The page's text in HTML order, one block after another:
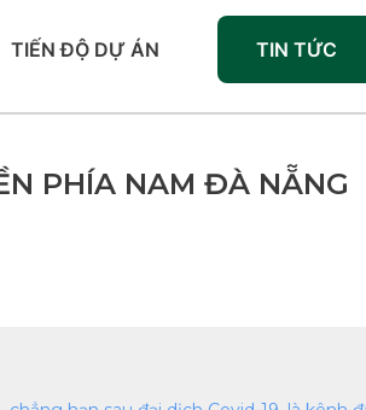
TIẾN ĐỘ DỰ ÁN TIN TỨC
PHÍA NAM ĐÀ NẴNG